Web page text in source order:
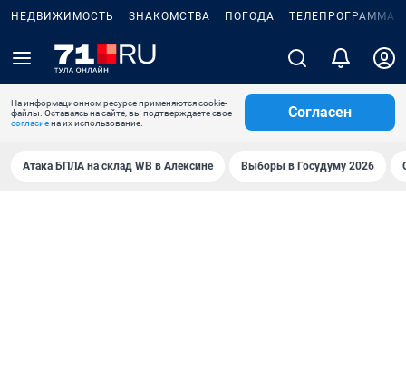
НЕДВИЖИМОСТЬ ЗНАКОМСТВА ПОГОДА ТЕЛЕПРОГРАММА
На информационном ресурсе применяются cookie-
файлы. Оставаясь на сайте, вы подтверждаете свое
согласиена их использование.
Согласен
Атака БПЛА на склад WB в Алексине Выборы в Госудуму 2026